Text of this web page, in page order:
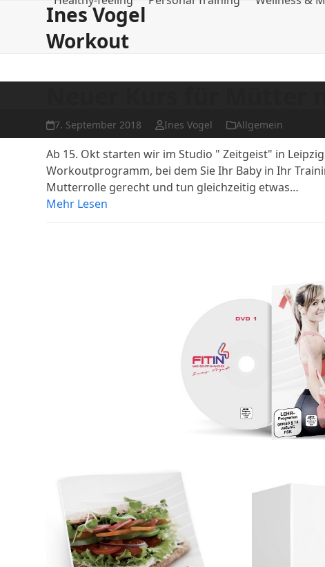
Ines Vogel
Workout
7. September 2018 Ines Vogel Allgemein
Ab 15. Okt starten wir im Studio " Zeitgeist" in
Workoutprogramm, bei dem Sie Ihr Baby in Ihr
Mutterrolle gerecht und tun gleichzeitig etwas…
Mehr Lesen